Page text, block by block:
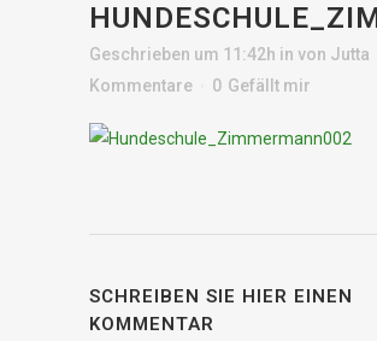
Geschrieben um 11:42h in von Jutta
Kommentare
0 Gefällt mir
SCHREIBEN SIE HIER EINEN
KOMMENTAR